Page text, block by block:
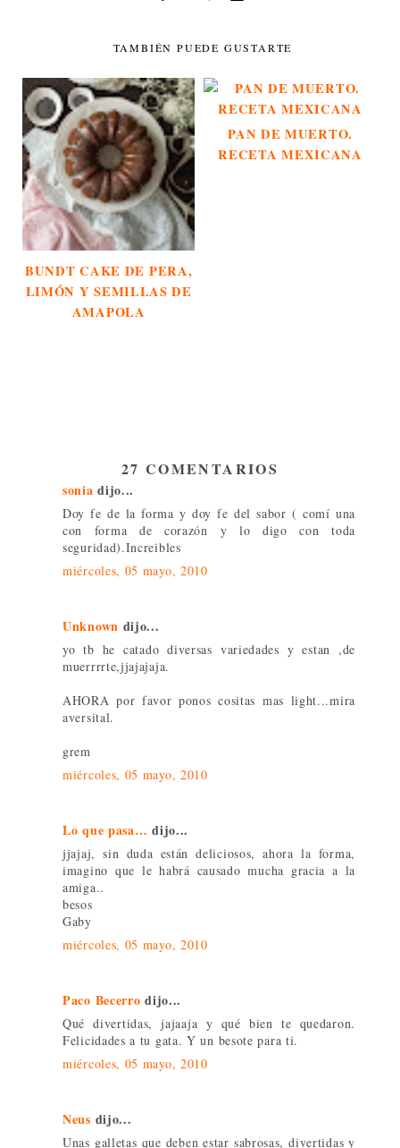
TAMBIÉN PUEDE GUSTARTE
BUNDT CAKE DE PERA,
LIMÓN Y SEMILLAS DE
AMAPOLA
PAN DE MUERTO.
RECETA MEXICANA
27 COMENTARIOS
sonia dijo...
Doy fe de la forma y doy fe del sabor ( comí una
con forma de corazón y lo digo con toda
seguridad).Increibles
miércoles, 05 mayo, 2010
Unknown dijo...
yo tb he catado diversas variedades y estan ,de
muerrrrte,jjajajaja.
AHORA por favor ponos cositas mas light...mira
aversital.
grem
miércoles, 05 mayo, 2010
Lo que pasa… dijo...
jjajaj, sin duda están deliciosos, ahora la forma,
imagino que le habrá causado mucha gracia a la
amiga..
besos
Gaby
miércoles, 05 mayo, 2010
Paco Becerro dijo...
Qué divertidas, jajaaja y qué bien te quedaron.
Felicidades a tu gata. Y un besote para ti.
miércoles, 05 mayo, 2010
Neus dijo...
Unas galletas que deben estar sabrosas, divertidas y